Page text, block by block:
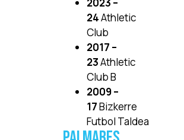
2023 –
24Athletic
Club
2017 –
23Athletic
Club B
2009 –
17Bizkerre
Futbol Taldea